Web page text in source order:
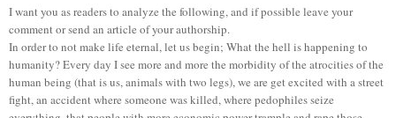
I want you as readers to analyze the following, and if possible leave your
comment or send an article of your authorship.
In order to not make life eternal, let us begin; What the hell is happening to
humanity? Every day I see more and more the morbidity of the atrocities of the
human being (that is us, animals with two legs), we are get excited with a street
fight, an accident where someone was killed, where pedophiles seize